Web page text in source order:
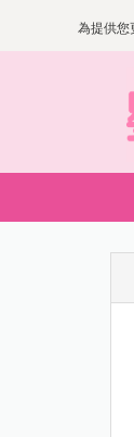
為提供您